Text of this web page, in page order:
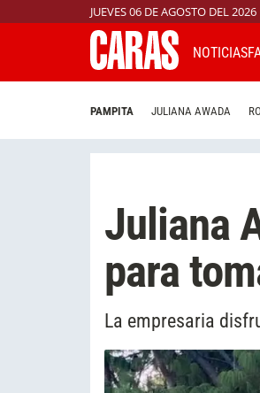
JUEVES 06 DE AGOSTO DEL 2026
NOTICIAS
PAMPITA JULIANA AWADA
Juliana
para
La empresaria